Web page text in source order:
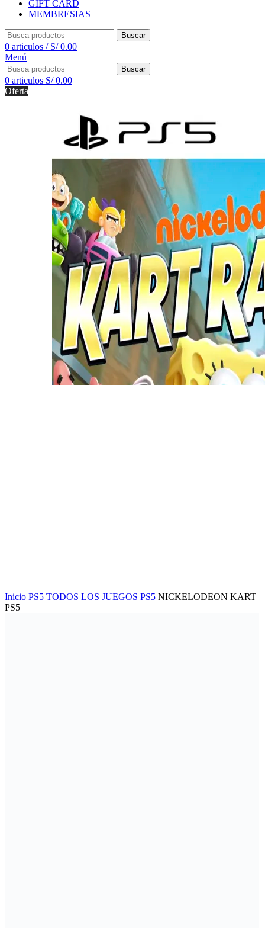
GIFT CARD
MEMBRESIAS
Buscar
0 articulos / S/0.00
Menú
Buscar
0 articulos S/0.00
Oferta
Inicio PS5 TODOS LOS JUEGOS PS5 NICKELODEON KART
PS5